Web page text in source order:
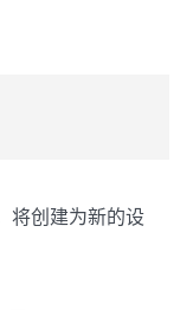
将创建为新的设